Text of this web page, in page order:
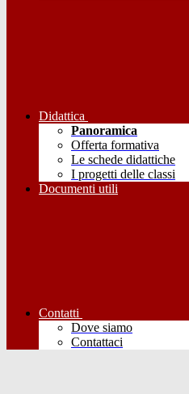
Didattica
Panoramica
Offerta formativa
Le schede didattiche
I progetti delle classi
Documenti utili
Contatti
Dove siamo
Contattaci